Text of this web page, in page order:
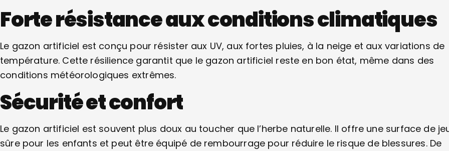
Forte résistance aux conditions climatiques
Le gazon artificiel est conçu pour résister aux UV, aux fortes pluies, à la neige et aux variations de
température. Cette résilience garantit que le gazon artificiel reste en bon état, même dans des
conditions météorologiques extrêmes.
Sécurité et confort
Le gazon artificiel est souvent plus doux au toucher que l’herbe naturelle. Il offre une surface de
sûre pour les enfants et peut être équipé de rembourrage pour réduire le risque de blessures. De